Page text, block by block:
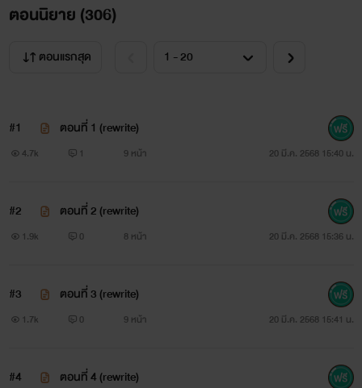
ตอนนิยาย (306)
ตอนแรกสุด
#1 ตอนที่ 1 (rewrite)
4.7k 1 9 หน้า 20 มี.ค. 2568 15:40 น.
#2 ตอนที่ 2 (rewrite)
1.9k 0 8 หน้า 20 มี.ค. 2568 15:36 น.
#3 ตอนที่ 3 (rewrite)
1.7k 0 9 หน้า 20 มี.ค. 2568 15:41 น.
#4 ตอนที่ 4 (rewrite)